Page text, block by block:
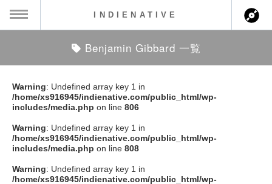
ス情報
ト情報
アーティスト
INDIENATIVE
Benjamin Gibbard 一覧
Warning: Undefined array key 1 in
/home/xs916945/indienative.com/public_html/wp-
includes/media.php on line 806
Warning: Undefined array key 1 in
/home/xs916945/indienative.com/public_html/wp-
includes/media.php on line 808
Warning: Undefined array key 1 in
/home/xs916945/indienative.com/public_html/wp-